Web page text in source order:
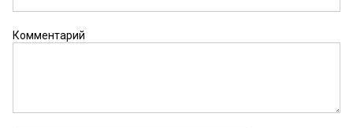
Комментарий